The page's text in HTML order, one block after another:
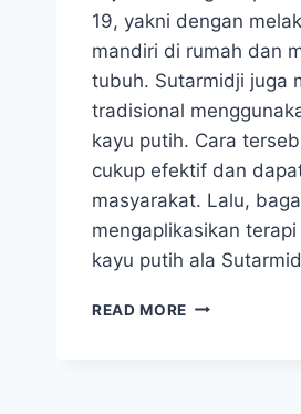
19, yakni dengan
mandiri di rumah dan
tubuh. Sutarmidji juga
tradisional
kayu putih. Cara
cukup efektif dan
masyarakat. Lalu,
mengaplikasikan
kayu putih ala
READ MORE TERAPI